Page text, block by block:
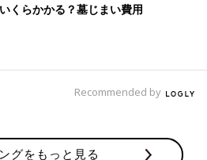
くらかかる？墓じまい費用
Recommended by
グをもっと見る